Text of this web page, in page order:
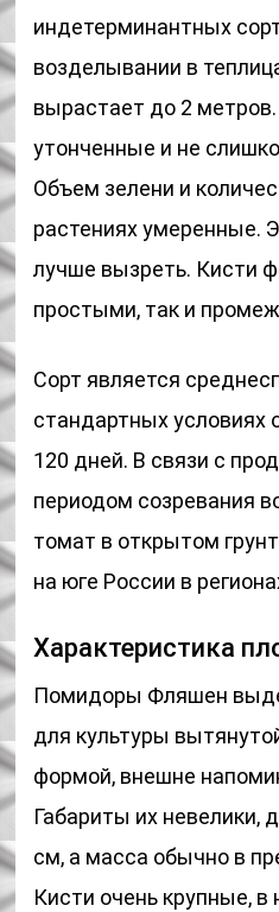
индетерминантных
возделывании в
вырастает до 2
утонченные и не
Объем зелени и
растениях умеренные.
лучше вызреть. Кисти
простыми, так и
Сорт является
стандартных условиях
120 дней. В связи с
периодом созревания
томат в открытом
на юге России в
Характеристика
Помидоры Фляшен
для культуры
формой, внешне
Габариты их невелики,
см, а масса обычно в
Кисти очень крупные,